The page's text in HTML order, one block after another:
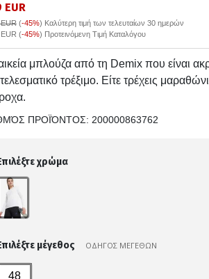
EUR
(-45%) Καλύτερη τιμή των τελευταίων 30 ημερών
(-45%) Προτεινόμενη Τιμή Καταλόγου
μπλούζα από τη Demix που είναι
τρέξιμο. Είτε τρέχεις
ΠΡΟΪΌΝΤΟΣ: 200000863762
χρώμα
μέγεθος ΟΔΗΓΟΣ ΜΕΓΕΘΩΝ
48